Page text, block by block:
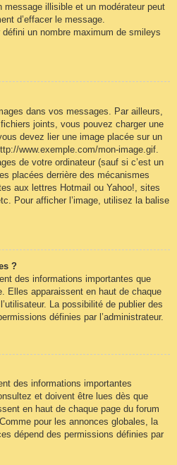
message illisible et un modérateur peut
d’effacer le message.
défini un nombre maximum de smileys
dans vos messages. Par ailleurs,
joints, vous pouvez charger une
devez lier une image placée sur un
www.exemple.com/mon-image.gif.
de votre ordinateur (sauf si c’est un
placées derrière des mécanismes
aux lettres Hotmail ou Yahoo!, sites
Pour afficher l’image, utilisez la balise
?
des informations importantes que
Elles apparaissent en haut de chaque
La possibilité de publier des
définies par l’administrateur.
des informations importantes
et doivent être lues dès que
en haut de chaque page du forum
pour les annonces globales, la
dépend des permissions définies par